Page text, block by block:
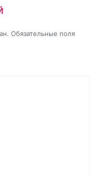
Обязательные поля